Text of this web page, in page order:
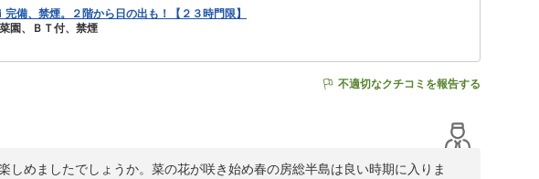
備、禁煙。２階から日の出も！【２３時門限】
園、ＢＴ付、禁煙
不適切なクチコミを報告する
しめましたでしょうか。菜の花が咲き始め春の房総半島は良い時期に入りま